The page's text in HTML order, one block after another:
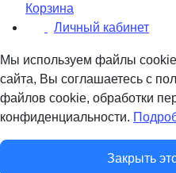
Корзина
Личный кабинет
Мы используем файлы
сайта, Вы соглашаетесь с
файлов cookie, обработки
конфиденциальности.
Закрыть